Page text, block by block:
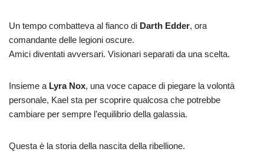
Un tempo combatteva al fianco di Darth Edder, ora
comandante delle legioni oscure.
Amici diventati avversari. Visionari separati da una scelta.
Insieme a Lyra Nox, una voce capace di piegare la volontà
personale, Kael sta per scoprire qualcosa che potrebbe
cambiare per sempre l’equilibrio della galassia.
Questa è la storia della nascita della ribellione.